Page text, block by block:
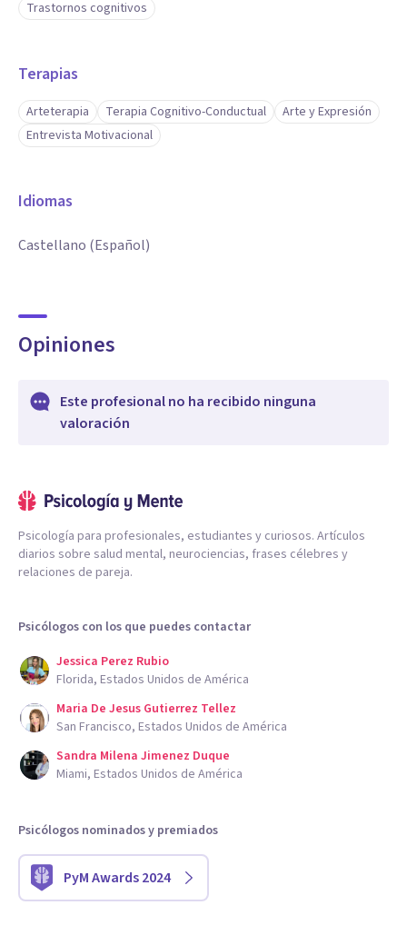
Trastornos cognitivos
Terapias
Arteterapia Terapia Cognitivo-Conductual
Arte y Expresión
Entrevista Motivacional
Idiomas
Castellano (Español)
Opiniones
Este profesional no ha recibido ninguna
valoración
Psicología para profesionales, estudiantes y curiosos. Artículos
diarios sobre salud mental, neurociencias, frases célebres y
relaciones de pareja.
Psicólogos con los que puedes contactar
Jessica Perez Rubio
Florida, Estados Unidos de América
Maria De Jesus Gutierrez Tellez
San Francisco, Estados Unidos de América
Sandra Milena Jimenez Duque
Miami, Estados Unidos de América
Psicólogos nominados y premiados
PyM Awards 2024